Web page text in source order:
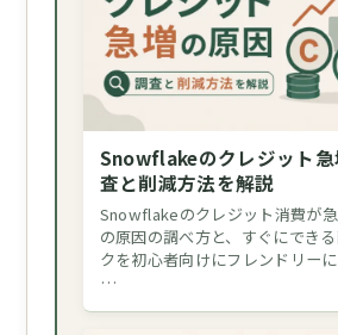
Snowflakeのクレジット急
査と削減方法を解説
Snowflakeのクレジット消費が
の原因の調べ方と、すぐにでき
クを初心者向けにフレンドリーに
…